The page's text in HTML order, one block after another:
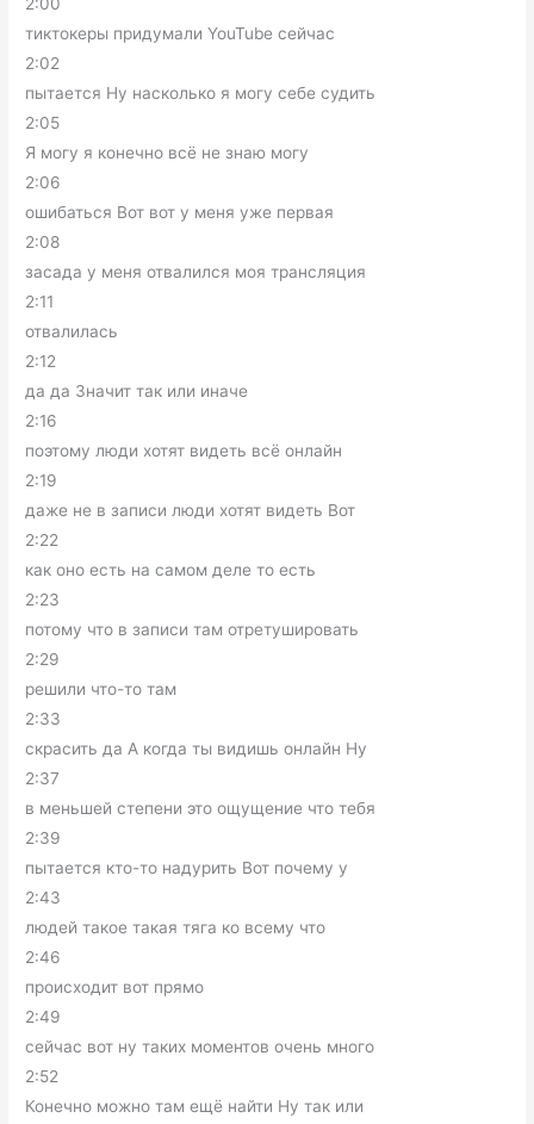
тиктокеры придумали YouTube сейчас
2:02
пытается Ну насколько я могу себе судить
2:05
Я могу я конечно всё не знаю могу
2:06
ошибаться Вот вот у меня уже первая
2:08
засада у меня отвалился моя трансляция
2:11
отвалилась
2:12
да да Значит так или иначе
2:16
поэтому люди хотят видеть всё онлайн
2:19
даже не в записи люди хотят видеть Вот
2:22
как оно есть на самом деле то есть
2:23
потому что в записи там отретушировать
2:29
решили что-то там
2:33
скрасить да А когда ты видишь онлайн Ну
2:37
в меньшей степени это ощущение что тебя
2:39
пытается кто-то надурить Вот почему у
2:43
людей такое такая тяга ко всему что
2:46
происходит вот прямо
2:49
сейчас вот ну таких моментов очень много
2:52
Конечно можно там ещё найти Ну так или